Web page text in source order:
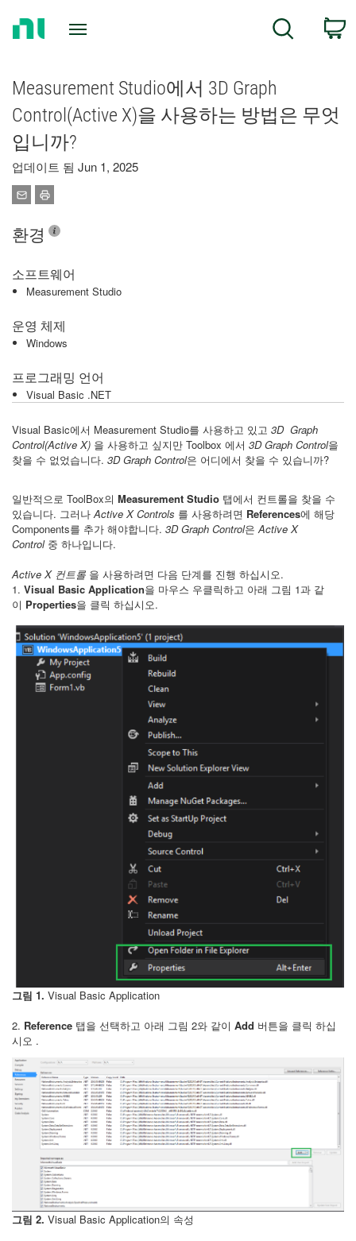
Search
Measurement Studio에서 3D Graph
Control(Active X)을 사용하는 방법은 무엇
입니까?
업데이트 됨 Jun 1, 2025
환경
소프트웨어
Measurement Studio
운영 체제
Windows
프로그래밍 언어
Visual Basic .NET
Visual Basic에서 Measurement Studio를 사용하고 있고 3D Graph
Control(Active X) 을 사용하고 싶지만 Toolbox 에서 3D Graph Control을
찾을 수 없었습니다. 3D Graph Control은 어디에서 찾을 수 있습니까?
일반적으로 ToolBox의 Measurement Studio 탭에서 컨트롤을 찾을 수
있습니다. 그러나Active X Controls 를 사용하려면 References에 해당
Components를 추가 해야합니다. 3D Graph Control은Active X
Control 중 하나입니다.
Active X 컨트롤 을 사용하려면 다음 단계를 진행 하십시오.
1. Visual Basic Application을 마우스 우클릭하고 아래 그림 1과 같
이 Properties을 클릭 하십시오.
그림 1. Visual Basic Application
2. Reference 탭을 선택하고 아래 그림 2와 같이 Add 버튼을 클릭 하십
시오 .
그림 2. Visual Basic Application의 속성